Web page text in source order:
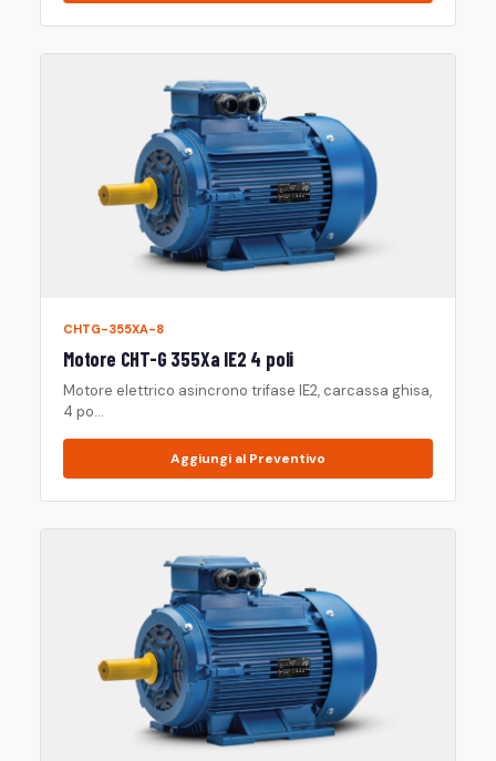
CHTG-355XA-8
Motore CHT-G 355Xa IE2 4 poli
Motore elettrico asincrono trifase IE2, carcassa ghisa,
4 po...
Aggiungi al Preventivo